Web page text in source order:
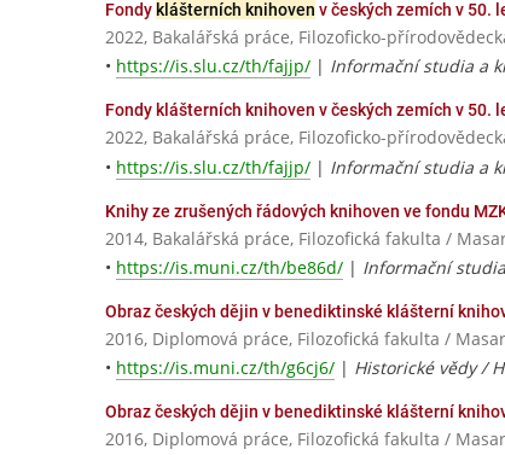
Fondy klášterních knihoven v českých zemích v 50.
2022, Bakalářská práce, Filozoficko-
• https://is.slu.cz/th/fajjp/ | Informační studia a
Fondy klášterních knihoven v českých zemích v 50.
2022, Bakalářská práce, Filozoficko-
• https://is.slu.cz/th/fajjp/ | Informační studia a
Knihy ze zrušených řádových knihoven ve fondu
2014, Bakalářská práce, Filozofická fakulta /
• https://is.muni.cz/th/be86d/ | Informační
Obraz českých dějin v benediktinské klášterní
2016, Diplomová práce, Filozofická fakulta /
• https://is.muni.cz/th/g6cj6/ | Historické vědy /
Obraz českých dějin v benediktinské klášterní
2016, Diplomová práce, Filozofická fakulta /